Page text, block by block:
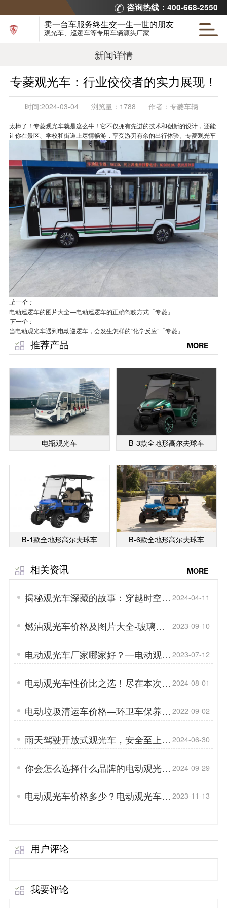
咨询热线：400-668-2550
卖一台车服务终生交一生一世的朋友
观光车、巡逻车等专用车辆源头厂家
新闻详情
专菱观光车：行业佼佼者的实力展现！
时间:2024-03-04 浏览量： 1788 作者： 专菱车辆
太棒了！专菱观光车就是这么牛！它不仅拥有先进的技术和创新的设计，还能
让你在景区、学校和街道上尽情畅游，享受游刃有余的出行体验。 专菱观光车
上一个：
电动巡逻车的图片大全—电动巡逻车的正确驾驶方式「专菱」
下一个：
当电动观光车遇到电动巡逻车，会发生怎样的“化学反应”「专菱」
推荐产品 MORE
电瓶观光车 B-3款全地形高尔夫球车
B-1款全地形高尔夫球车 B-6款全地形高尔夫球车
相关资讯 MORE
揭秘观光车深藏的故事：穿越时空的
轮胎之旅「专菱」
2024-04-11
燃油观光车价格及图片大全-玻璃钢
车身的优点「专菱」
2023-09-10
电动观光车厂家哪家好？—电动观光
车的优势「专菱」
2023-07-12
电动观光车性价比之选！尽在本次促
销「专菱」
2024-08-01
电动垃圾清运车价格—环卫车保养
「专菱」
2022-09-02
雨天驾驶开放式观光车，安全至上
「专菱」
2024-06-30
你会怎么选择什么品牌的电动观光
车？「专菱」
2024-09-29
电动观光车价格多少？电动观光车上
路需要什么手续？「专菱」
2023-11-13
用户评论
我要评论